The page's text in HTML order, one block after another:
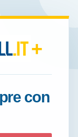
+
con